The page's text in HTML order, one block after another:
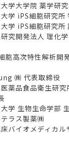
大学院 薬学研究
iPS細胞研究所
iPS細胞研究所
発法人 理化学研
性解析開発チ
㈱ 代表取締役
食品衛生研究
生物生命学部 生
ス製薬㈱
ディカルサイ